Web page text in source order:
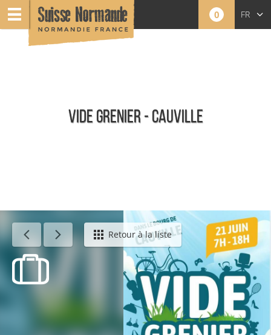
0 FR
VIDE GRENIER - CAUVILLE
Événements Retour à la liste